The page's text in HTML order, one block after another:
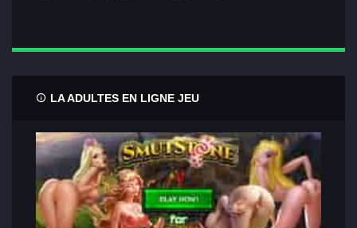
LA ADULTES EN LIGNE JEU